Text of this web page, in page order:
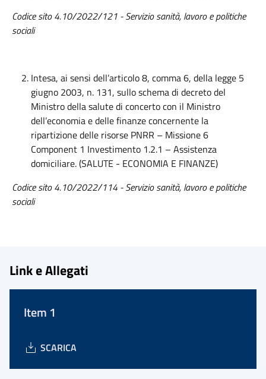
Codice sito 4.10/2022/121 -Serviziosanità, lavoro e politiche
sociali
Intesa, ai sensi dell’articolo 8, comma 6, della legge 5
giugno 2003, n. 131, sullo schema di decreto del
Ministro della salute di concerto con il Ministro
dell’economia e delle finanze concernente la
ripartizione delle risorse PNRR – Missione 6
Component 1 Investimento 1.2.1 – Assistenza
domiciliare. (SALUTE - ECONOMIA E FINANZE)
Codice sito4.10/2022/114 - Servizio sanità, lavoro e politiche
sociali
Link e Allegati
Item 1
SCARICA